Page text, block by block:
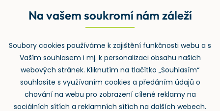
Rejstřík používaných zkratek v odpadech
Zpětný odběr
Na vašem soukromí nám záleží
Soubory cookies používáme k zajištění funkčnosti webu a s
Vaším souhlasem i mj. k personalizaci obsahu našich
webových stránek. Kliknutím na tlačítko „Souhlasím“
souhlasíte s využívaním cookies a předáním údajů o
chování na webu pro zobrazení cílené reklamy na
sociálních sítích a reklamních sítích na dalších webech.